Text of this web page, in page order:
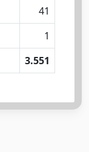
41
1
3.551